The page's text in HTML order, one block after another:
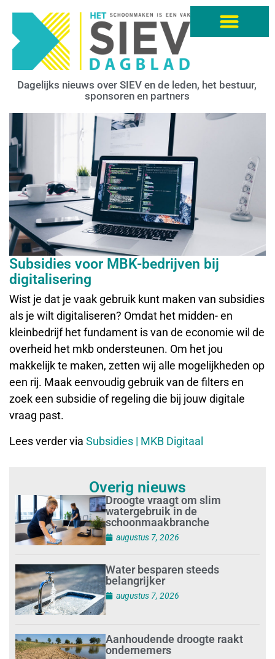
Dagelijks nieuws over SIEV en de leden, het bestuur,
sponsoren en partners
Subsidies voor MBK-bedrijven bij
digitalisering
Wist je dat je vaak gebruik kunt maken van subsidies
als je wilt digitaliseren? Omdat het midden- en
kleinbedrijf het fundament is van de economie wil de
overheid het mkb ondersteunen. Om het jou
makkelijk te maken, zetten wij alle mogelijkheden op
een rij. Maak eenvoudig gebruik van de filters en
zoek een subsidie of regeling die bij jouw digitale
vraag past.
Lees verder via Subsidies | MKB Digitaal
Overig nieuws
Droogte vraagt om slim
watergebruik in de
schoonmaakbranche
augustus 7, 2026
Water besparen steeds
belangrijker
augustus 7, 2026
Aanhoudende droogte raakt
ondernemers